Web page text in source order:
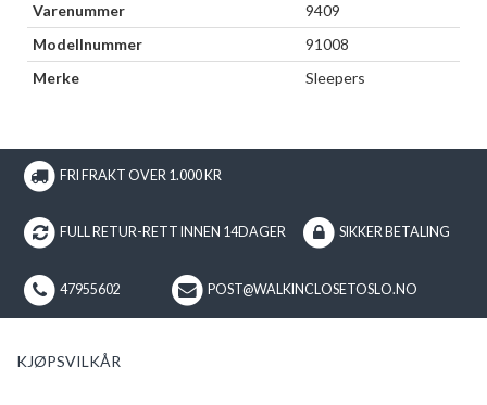
Varenummer
9409
Modellnummer
91008
Merke
Sleepers
FRI FRAKT OVER 1.000 KR
FULL RETUR-RETT INNEN 14DAGER SIKKER BETALING
47955602 POST@WALKINCLOSETOSLO.NO
KJØPSVILKÅR